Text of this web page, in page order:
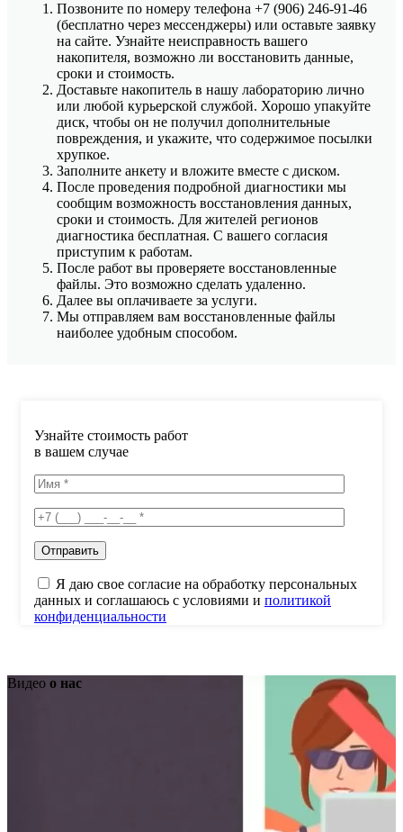
Позвоните по номеру телефона +7 (906) 246-91-46
(бесплатно через мессенджеры) или оставьте заявку
на сайте. Узнайте неисправность вашего
накопителя, возможно ли восстановить данные,
сроки и стоимость.
Доставьте накопитель в нашу лабораторию лично
или любой курьерской службой. Хорошо упакуйте
диск, чтобы он не получил дополнительные
повреждения, и укажите, что содержимое посылки
хрупкое.
Заполните анкету и вложите вместе с диском.
После проведения подробной диагностики мы
сообщим возможность восстановления данных,
сроки и стоимость. Для жителей регионов
диагностика бесплатная. С вашего согласия
приступим к работам.
После работ вы проверяете восстановленные
файлы. Это возможно сделать удаленно.
Далее вы оплачиваете за услуги.
Мы отправляем вам восстановленные файлы
наиболее удобным способом.
Узнайте стоимость работ
в вашем случае
Я даю свое согласие на обработку персональных
данных и соглашаюсь с условиями и политикой
конфиденциальности
Видео о нас